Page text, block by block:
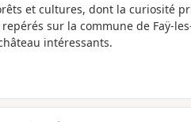
et cultures, dont la curiosité
sur la commune de Faÿ-
intéressants.